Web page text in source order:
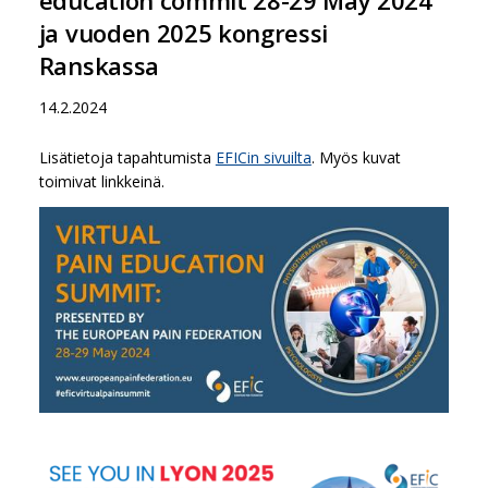
ja vuoden 2025 kongressi
Ranskassa
14.2.2024
Lisätietoja tapahtumista EFICin sivuilta. Myös kuvat
toimivat linkkeinä.